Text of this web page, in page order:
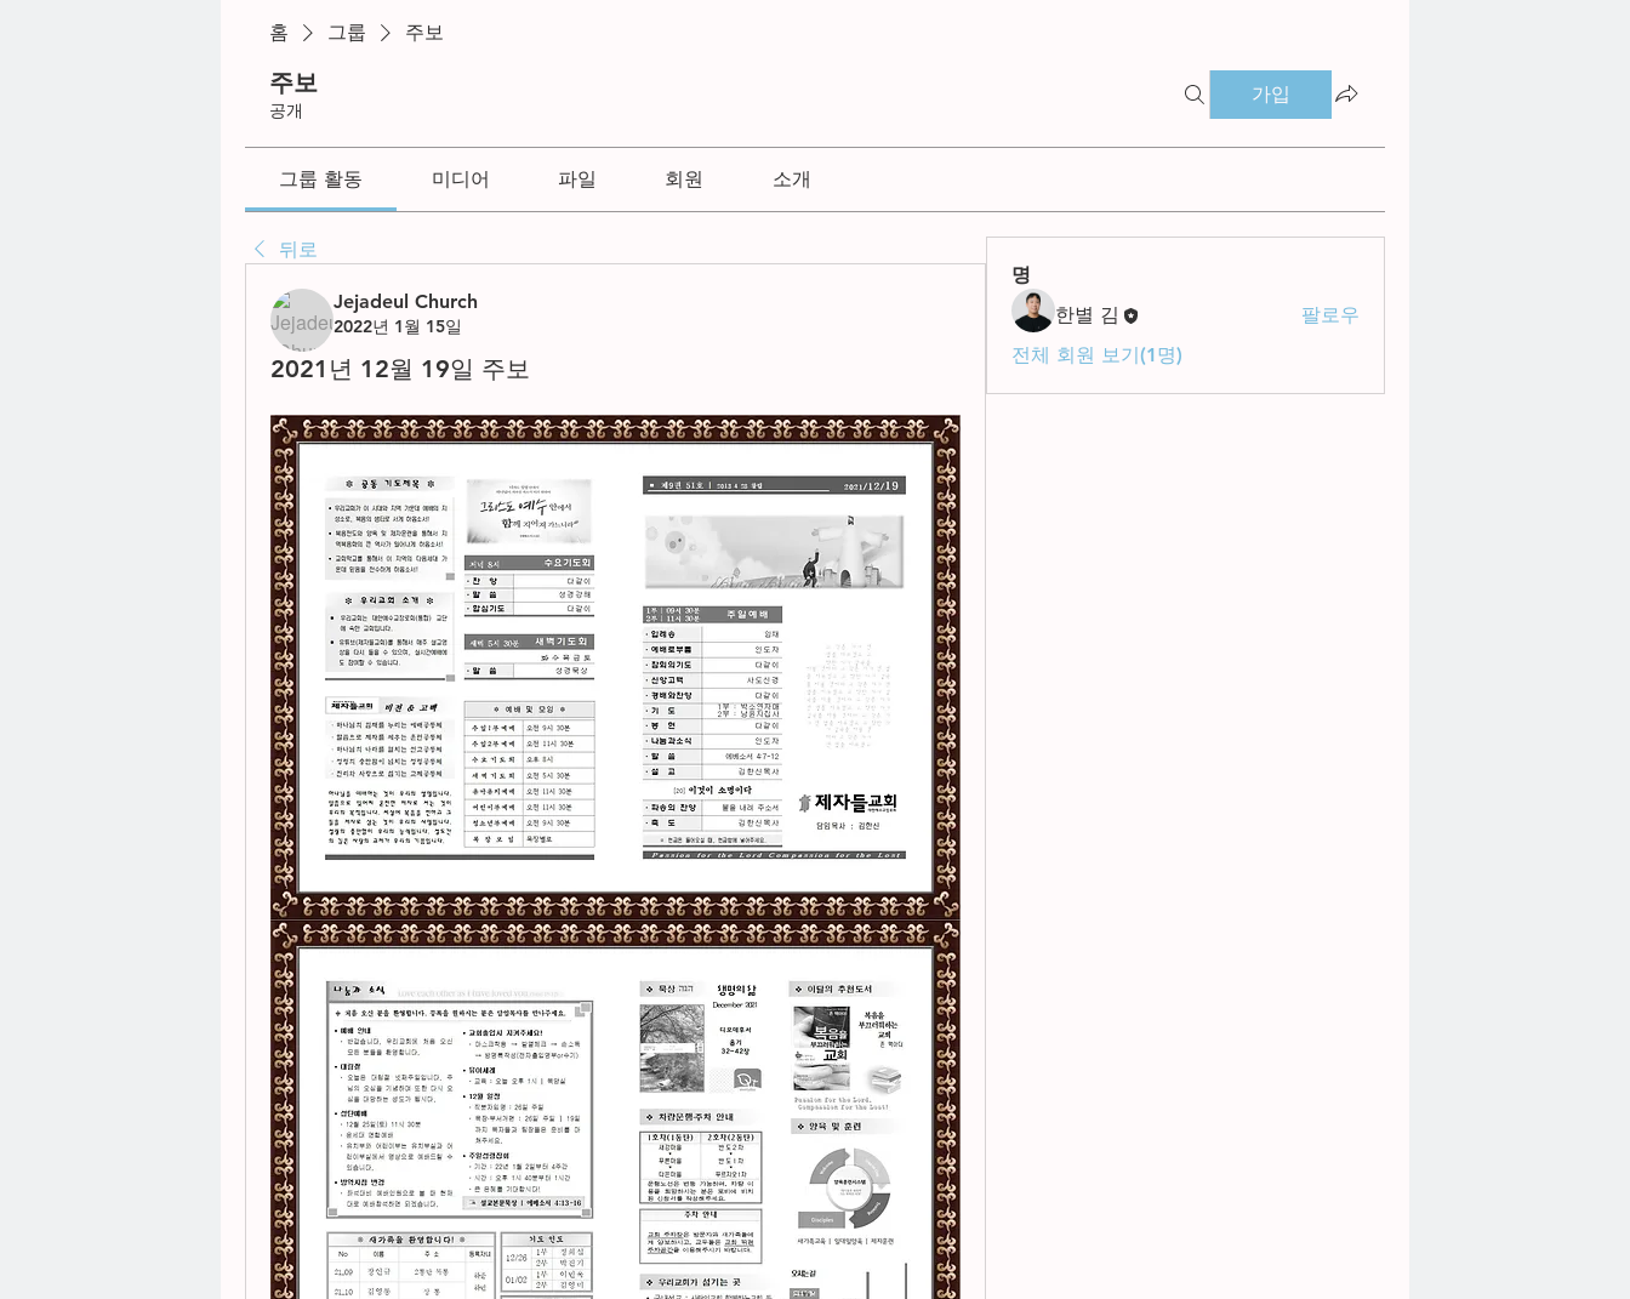
홈 그룹 주보
주보
공개
가입
그룹 활동 미디어 파일 회원 소개
뒤로
Jejadeul Church
2022년 1월 15일
2021년 12월 19일 주보
명
한별 김
팔로우
전체 회원 보기(1명)